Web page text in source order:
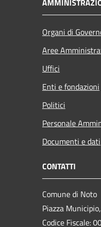
Organi di
Aree
Uffici
Enti e fondazioni
Politici
Personale
Documenti e dati
CONTATTI
Comune di Noto
Piazza
Codice Fiscale: